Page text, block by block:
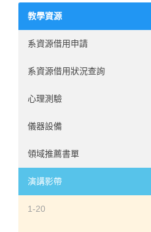
教學資源
系資源借用申請
系資源借用狀況查詢
心理測驗
中文心理測驗
英文心理測驗
儀器設備
領域推薦書單
諮商領域
心理學家傳記
演講影帶
1-20